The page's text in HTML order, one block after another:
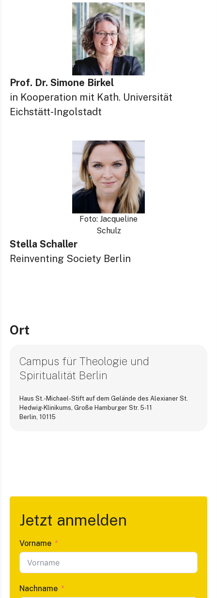
Prof. Dr. Simone Birkel
in Kooperation mit Kath. Universität
Eichstätt-Ingolstadt
Foto: Jacqueline
Schulz
Stella Schaller
Reinventing Society Berlin
Ort
Campus für Theologie und
Spiritualität Berlin
Haus St.-Michael-Stift auf dem Gelände des Alexianer St.
Hedwig-Klinikums, Große Hamburger Str. 5-11
Berlin 10115
Jetzt anmelden
Vorname
Nachname